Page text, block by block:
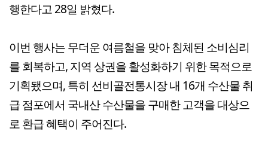
행한다고 28일 밝혔다.
이번 행사는 무더운 여름철을 맞아 침체된 소비심리
를 회복하고, 지역 상권을 활성화하기 위한 목적으로
기획됐으며, 특히 선비골전통시장 내 16개 수산물 취
급 점포에서 국내산 수산물을 구매한 고객을 대상으
로 환급 혜택이 주어진다.